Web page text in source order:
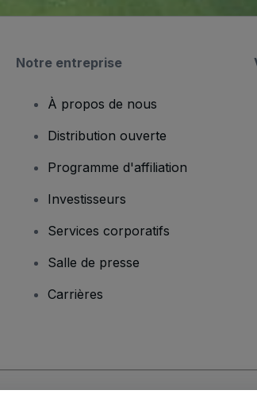
Notre entreprise
À propos de nous
Distribution ouverte
Programme d'affiliation
Investisseurs
Services corporatifs
Salle de presse
Carrières